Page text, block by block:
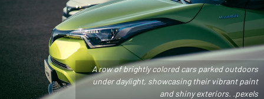
A row of brightly colored cars parked outdoors
under daylight, showcasing their vibrant paint
and shiny exteriors. .pexels